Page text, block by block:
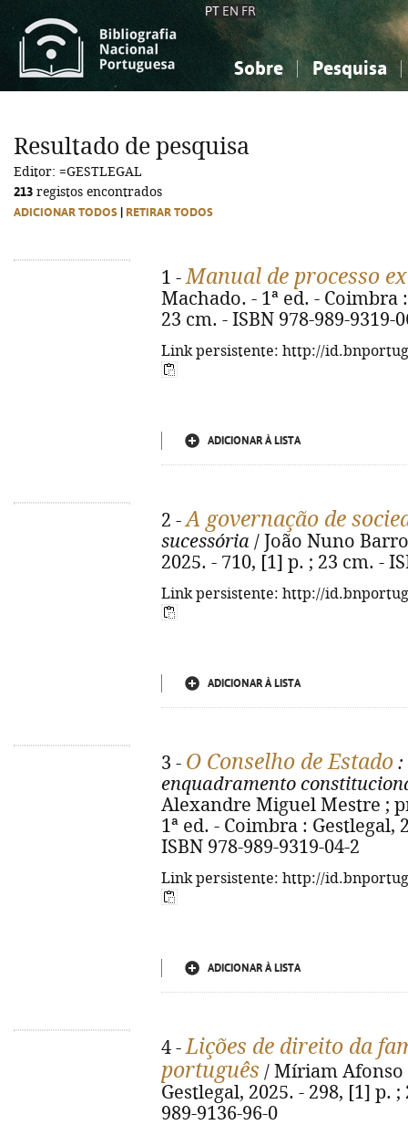
PT EN FR
Sobre Pesquisa
Ciências sociais...
Ciências sociais...
Resultado de pesquisa
Editor: =GESTLEGAL
213 registos encontrados
ADICIONAR TODOS RETIRAR TODOS
1 -Manual de processo
Machado. - 1ª ed. - Coimbra
23 cm. - ISBN 978-989-9319-
Link persistente: http://
ADICIONAR À LISTA
2 -A governação de
sucessória / João Nuno
2025. - 710, [1] p. ; 23 cm. -
Link persistente: http://
ADICIONAR À LISTA
3 - O Conselho de Estado :
enquadramento
Alexandre Miguel Mestre ;
1ª ed. - Coimbra : Gestlegal,
ISBN 978-989-9319-04-2
Link persistente: http://
ADICIONAR À LISTA
4 -Lições de direito da
português / Míriam Afonso
Gestlegal, 2025. - 298, [1] p.
989-9136-96-0